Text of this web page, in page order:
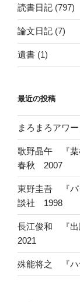
読書日記 (797)
論文日記 (7)
遺書 (1)
最近の投稿
まろまろアワ
歌野晶午 『葉
春秋 2007
東野圭吾 『パ
談社 1998
長江俊和 『
2021
殊能将之 『